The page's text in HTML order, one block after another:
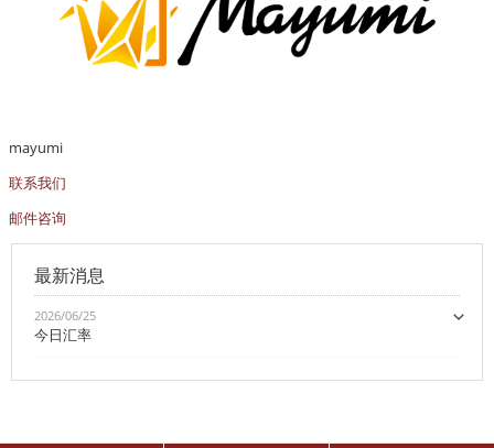
mayumi
联系我们
邮件咨询
最新消息
2026/06/25
今日汇率